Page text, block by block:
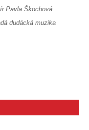
Pavla Škochová
dudácká muzika